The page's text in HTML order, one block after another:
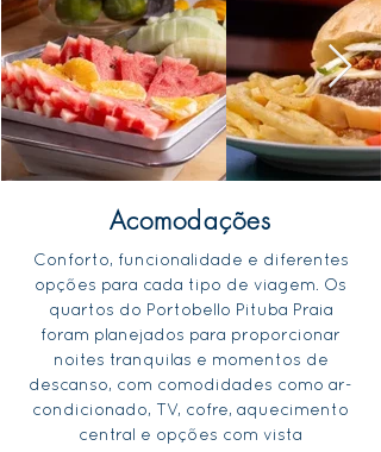
Acomodações
Conforto, funcionalidade e diferentes
opções para cada tipo de viagem. Os
quartos do Portobello Pituba Praia
foram planejados para proporcionar
noites tranquilas e momentos de
descanso, com comodidades como ar-
condicionado, TV, cofre, aquecimento
central e opções com vista